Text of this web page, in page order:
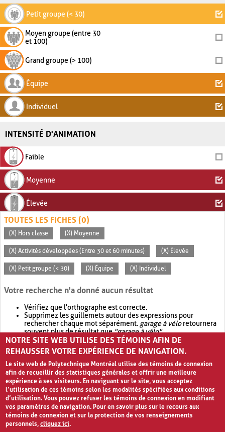
Petit groupe (< 30)
Moyen groupe (entre 30
et 100)
Grand groupe (> 100)
Équipe
Individuel
INTENSITÉ D'ANIMATION
Faible
Moyenne
Élevée
TOUTES LES FICHES (0)
(X) Hors classe (X) Moyenne
(X) Activités développées (Entre 30 et 60 minutes) (X) Élevée
(X) Petit groupe (< 30) (X) Équipe (X) Individuel
Votre recherche n'a donné aucun résultat
Vérifiez que l'orthographe est correcte.
Supprimez les guillemets autour des expressions pour
rechercher chaque mot séparément. garage à véloretournera
souvent plus de résultat que"garage à vélo".
Envisagez d'élargir votre recherche avec OR.garage OR vélo
retournera souvent plus de résultat quegarage à vélo
NOTRE SITE WEB UTILISE DES TÉMOINS AFIN DE
REHAUSSER VOTRE EXPÉRIENCE DE NAVIGATION.
Le site web de Polytechnique Montréal utilise des témoins de connexion
afin de recueillir des statistiques générales et offrir une meilleure
expérience à ses visiteurs. En naviguant sur le site, vous acceptez
l’utilisation de ces témoins selon les modalités spécifiées aux conditions
d’utilisation. Vous pouvez refuser les témoins de connexion en modifiant
vos paramètres de navigation. Pour en savoir plus sur le recours aux
témoins de connexion et sur la protection de vos renseignements
personnels,cliquez ici.